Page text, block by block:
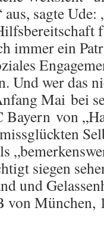
sagte
immer ein
Und wer das
Mai bei
von
siegen
und
München,